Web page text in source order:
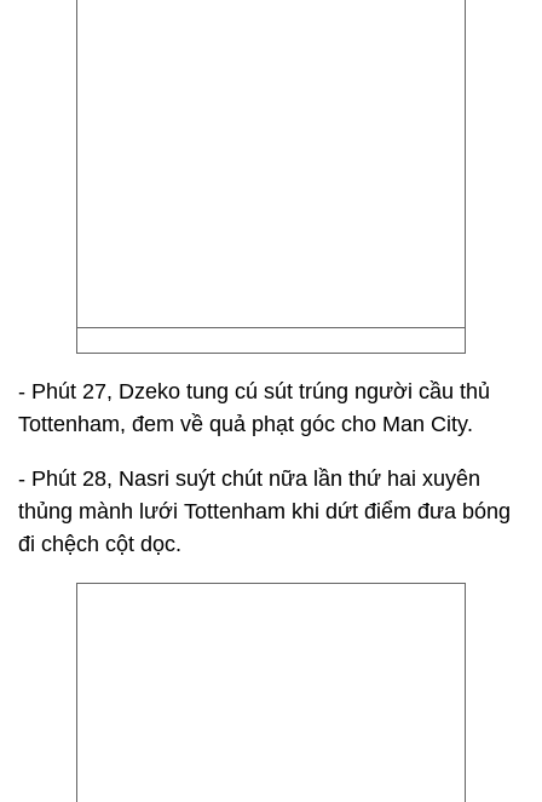
- Phút 27, Dzeko tung cú sút trúng người cầu thủ
Tottenham, đem về quả phạt góc cho Man City.
- Phút 28, Nasri suýt chút nữa lần thứ hai xuyên
thủng mành lưới Tottenham khi dứt điểm đưa bóng
đi chệch cột dọc.